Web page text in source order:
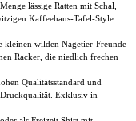
lässige Ratten mit Schal,
Kaffeehaus-Tafel-Style
kleinen wilden Nagetier-Freunde
Racker, die niedlich frechen
Qualitätsstandard und
Druckqualität. Exklusiv in